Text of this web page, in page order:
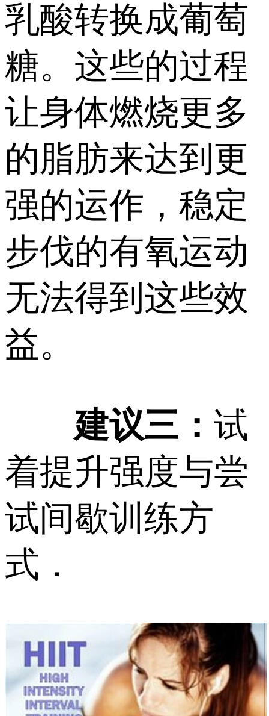
乳酸转换成葡萄
糖。这些的过程
让身体燃烧更多
的脂肪来达到更
强的运作，稳定
步伐的有氧运动
无法得到这些效
益。
建议三： 试
着提升强度与尝
试间歇训练方
式．